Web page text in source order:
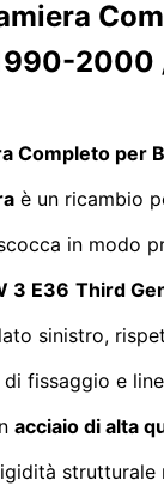
2000
Completo per
è un ricambio
in modo
3 E36 Third
sinistro,
fissaggio e
acciaio di alta
strutturale